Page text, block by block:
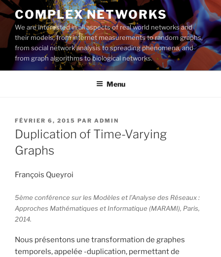
Aller
au
contenu
principal
COMPLEX NETWORKS
We are interested in all aspects of real world networks and
their models, from internet measurements to random graphs,
from social network analysis to spreading phenomena, and
from graph algorithms to biological networks.
Menu
PUBLIÉ
LE
FÉVRIER 6, 2015 PAR ADMIN
Duplication of Time-Varying
Graphs
François Queyroi
5ème conférence sur les Modèles et l’Analyse des Réseaux :
Approches Mathématiques et Informatique (MARAMI), Paris,
2014.
Nous présentons une transformation de graphes
temporels, appelée -duplication, permettant de